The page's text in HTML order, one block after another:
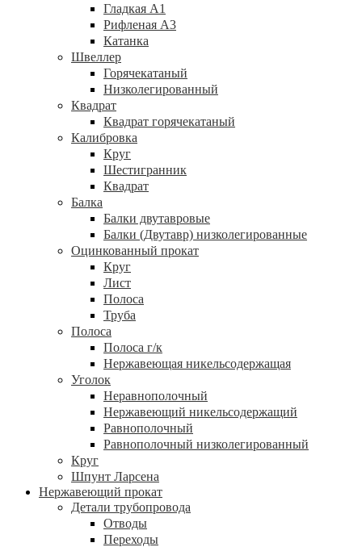
Гладкая А1
Рифленая А3
Катанка
Швеллер
Горячекатаный
Низколегированный
Квадрат
Квадрат горячекатаный
Калибровка
Круг
Шестигранник
Квадрат
Балка
Балки двутавровые
Балки (Двутавр) низколегированные
Оцинкованный прокат
Круг
Лист
Полоса
Труба
Полоса
Полоса г/к
Нержавеющая никельсодержащая
Уголок
Неравнополочный
Нержавеющий никельсодержащий
Равнополочный
Равнополочный низколегированный
Круг
Шпунт Ларсена
Нержавеющий прокат
Детали трубопровода
Отводы
Переходы